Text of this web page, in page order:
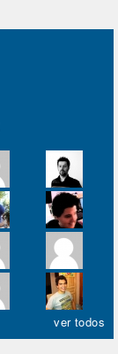
ver todos